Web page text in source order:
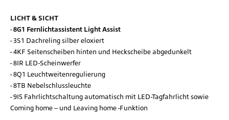
LICHT & SICHT
8G1 Fernlichtassistent Light Assist
3S1 Dachreling silber eloxiert
4KF Seitenscheiben hinten und Heckscheibe abgedunkelt
8IR LED-Scheinwerfer
8Q1 Leuchtweitenregulierung
8TB Nebelschlussleuchte
9I5 Fahrlichtschaltung automatisch mit LED-Tagfahrlicht sowie
Coming home – und Leaving home -Funktion